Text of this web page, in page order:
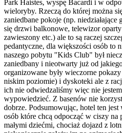
Park Haistes, wyspę Bacardi i w
wieloryby. Rzeczą do której można
zaniedbane pokoje (np. niedziałające
się drzwi balkonowe, telewizor oparty
zawieszony etc.) ale to są raczej
pedantyczne, dla większości osób to
naszego pobytu "Kids Club" był
zaniedbany i nieotwarty już od
organizowane były wieczorne
niskim poziomie) i dyskoteki ale z
ich nie odwiedzaliśmy więc nie
wypowiedzieć. Z basenów nie
dobrze. Podsumowując, hotel ten jest
osób które chcą odpocząć w ciszy
małymi dziećmi, chociaż dojazd z